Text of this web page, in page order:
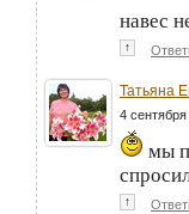
навес
↑
Татьяна
4
мы
↑